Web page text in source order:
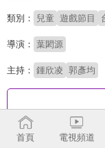
類別： 兒童 遊戲節目
導演： 葉閎源
主持： 鍾欣凌 郭彥均
劇集列表
首頁 電視頻道